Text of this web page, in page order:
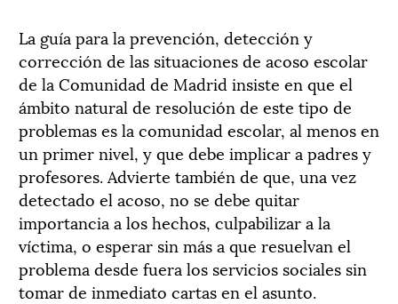
La guía para la prevención, detección y
corrección de las situaciones de acoso escolar
de la Comunidad de Madrid insiste en que el
ámbito natural de resolución de este tipo de
problemas es la comunidad escolar, al menos en
un primer nivel, y que debe implicar a padres y
profesores. Advierte también de que, una vez
detectado el acoso, no se debe quitar
importancia a los hechos, culpabilizar a la
víctima, o esperar sin más a que resuelvan el
problema desde fuera los servicios sociales sin
tomar de inmediato cartas en el asunto.